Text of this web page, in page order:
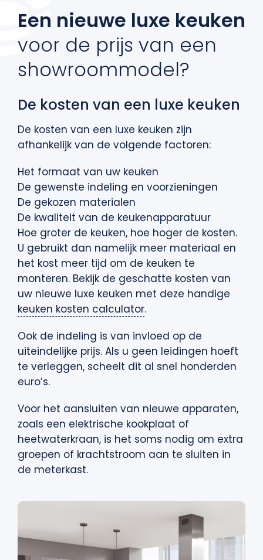
Een nieuwe luxe keuken
voor de prijs van een
showroommodel?
De kosten van een luxe keuken
De kosten van een luxe keuken zijn
afhankelijk van de volgende factoren:
Het formaat van uw keuken
De gewenste indeling en voorzieningen
De gekozen materialen
De kwaliteit van de keukenapparatuur
Hoe groter de keuken, hoe hoger de kosten.
U gebruikt dan namelijk meer materiaal en
het kost meer tijd om de keuken te
monteren. Bekijk de geschatte kosten van
uw nieuwe luxe keuken met deze handige
keuken kosten calculator.
Ook de indeling is van invloed op de
uiteindelijke prijs. Als u geen leidingen hoeft
te verleggen, scheelt dit al snel honderden
euro’s.
Voor het aansluiten van nieuwe apparaten,
zoals een elektrische kookplaat of
heetwaterkraan, is het soms nodig om extra
groepen of krachtstroom aan te sluiten in
de meterkast.